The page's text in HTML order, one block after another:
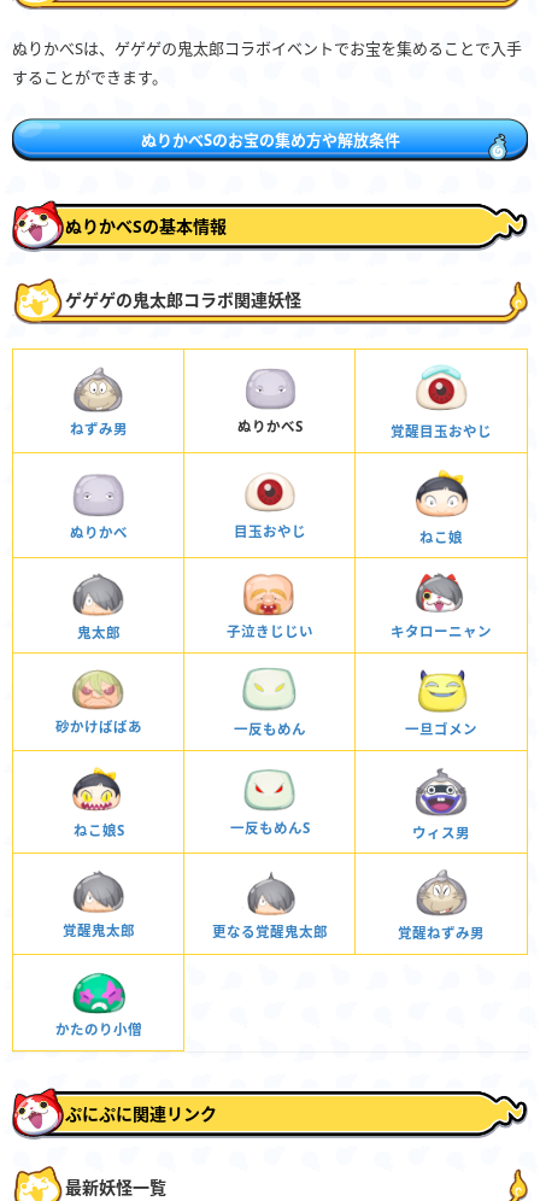
ぬりかべSは、ゲゲゲの鬼太郎コラボイベントでお宝を集めることで入手
することができます。
ぬりかべSのお宝の集め方や解放条件
ぬりかべSの基本情報
ゲゲゲの鬼太郎コラボ関連妖怪
ねずみ男 ぬりかべS 覚醒目玉おやじ
ぬりかべ 目玉おやじ ねこ娘
鬼太郎 子泣きじじい キタローニャン
砂かけばばあ 一反もめん 一旦ゴメン
ねこ娘S 一反もめんS ウィス男
覚醒鬼太郎 更なる覚醒鬼太郎 覚醒ねずみ男
かたのり小僧
ぷにぷに関連リンク
最新妖怪一覧